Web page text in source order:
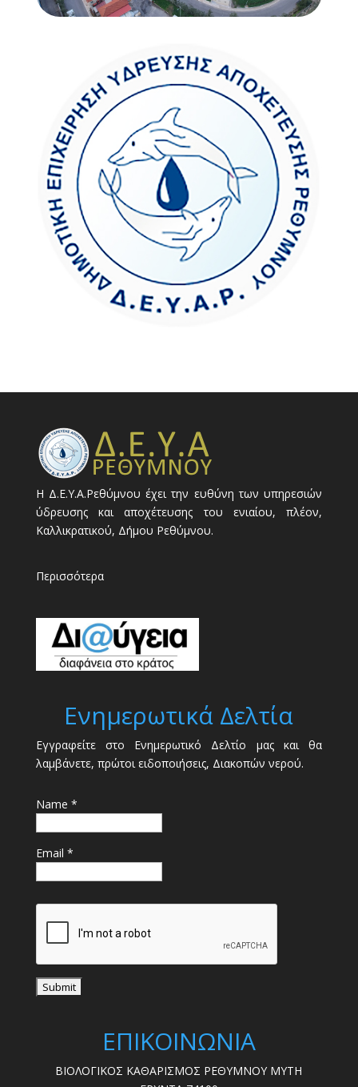
Η Δ.Ε.Υ.Α.Ρεθύμνου έχει την ευθύνη των υπηρεσιών
ύδρευσης και αποχέτευσης του ενιαίου, πλέον,
Καλλικρατικού, Δήμου Ρεθύμνου.
Περισσότερα
Ενημερωτικά Δελτία
Εγγραφείτε στο Ενημερωτικό Δελτίο μας και θα
λαμβάνετε, πρώτοι ειδοποιήσεις, Διακοπών νερού.
Name *
Email *
ΕΠΙΚΟΙΝΩΝΙΑ
ΒΙΟΛΟΓΙΚΟΣ ΚΑΘΑΡΙΣΜΟΣ ΡΕΘΥΜΝΟΥ ΜΥΤΗ